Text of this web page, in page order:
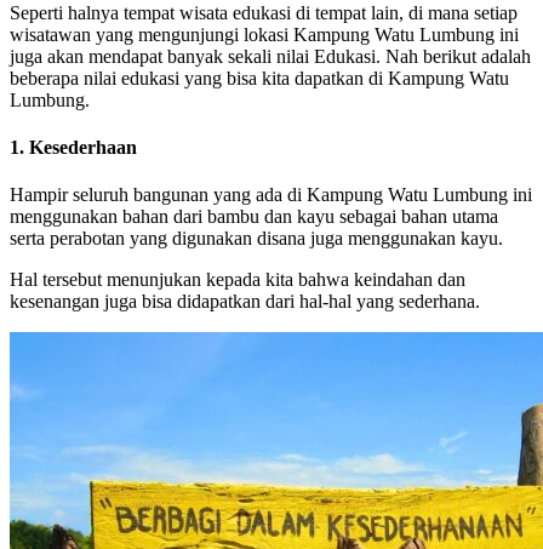
Seperti halnya tempat wisata edukasi di tempat lain, di mana setiap
wisatawan yang mengunjungi lokasi Kampung Watu Lumbung ini
juga akan mendapat banyak sekali nilai Edukasi. Nah berikut adalah
beberapa nilai edukasi yang bisa kita dapatkan di Kampung Watu
Lumbung.
1. Kesederhaan
Hampir seluruh bangunan yang ada di Kampung Watu Lumbung ini
menggunakan bahan dari bambu dan kayu sebagai bahan utama
serta perabotan yang digunakan disana juga menggunakan kayu.
Hal tersebut menunjukan kepada kita bahwa keindahan dan
kesenangan juga bisa didapatkan dari hal-hal yang sederhana.